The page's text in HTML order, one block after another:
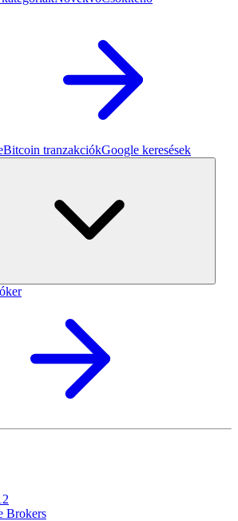
Bitcoin tranzakciókGoogle keresések
Brokers